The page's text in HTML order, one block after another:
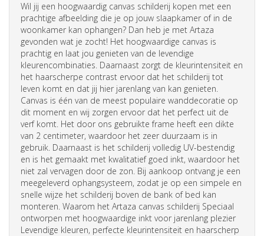
Wil jij een hoogwaardig canvas schilderij kopen met een
prachtige afbeelding die je op jouw slaapkamer of in de
woonkamer kan ophangen? Dan heb je met Artaza
gevonden wat je zocht! Het hoogwaardige canvas is
prachtig en laat jou genieten van de levendige
kleurencombinaties. Daarnaast zorgt de kleurintensiteit en
het haarscherpe contrast ervoor dat het schilderij tot
leven komt en dat jij hier jarenlang van kan genieten.
Canvas is één van de meest populaire wanddecoratie op
dit moment en wij zorgen ervoor dat het perfect uit de
verf komt. Het door ons gebruikte frame heeft een dikte
van 2 centimeter, waardoor het zeer duurzaam is in
gebruik. Daarnaast is het schilderij volledig UV-bestendig
en is het gemaakt met kwalitatief goed inkt, waardoor het
niet zal vervagen door de zon. Bij aankoop ontvang je een
meegeleverd ophangsysteem, zodat je op een simpele en
snelle wijze het schilderij boven de bank of bed kan
monteren. Waarom het Artaza canvas schilderij Speciaal
ontworpen met hoogwaardige inkt voor jarenlang plezier
Levendige kleuren, perfecte kleurintensiteit en haarscherp